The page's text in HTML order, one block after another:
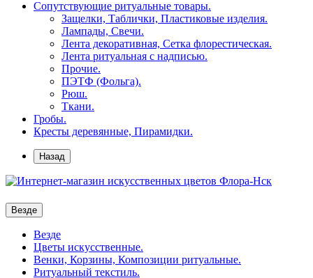
Сопутствующие ритуальные товары.
Защелки, Таблички, Пластиковые изделия.
Лампады, Свечи.
Лента декоративная, Сетка флорестическая.
Лента ритуальная с надписью.
Прочие.
ПЭТФ (Фольга).
Рюш.
Ткани.
Гробы.
Кресты деревянные, Пирамидки.
Назад
Везде
Везде
Цветы искусственные.
Венки, Корзины, Композиции ритуальные.
Ритуальный текстиль.